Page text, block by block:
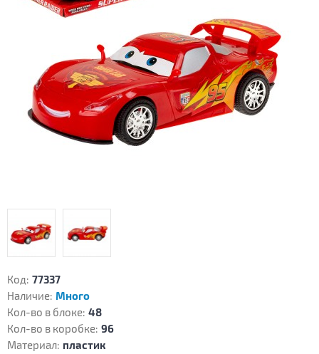
Код: 77337
Наличие: Много
Кол-во в блоке: 48
Кол-во в коробке: 96
Материал: пластик